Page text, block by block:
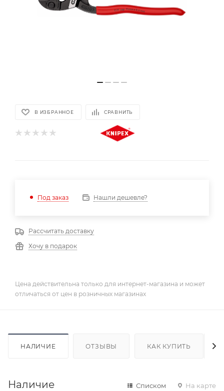
В ИЗБРАННОЕ СРАВНИТЬ
Под заказ Нашли дешевле?
Рассчитать доставку
Хочу в подарок
Цена действительна только для интернет-магазина и может
отличаться от цен в розничных магазинах
НАЛИЧИЕ ОТЗЫВЫ КАК КУПИТЬ
Наличие Списком На карте